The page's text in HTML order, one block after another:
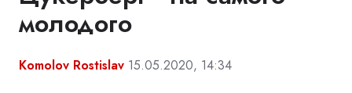
молодого
Komolov Rostislav 15.05.2020, 14:34